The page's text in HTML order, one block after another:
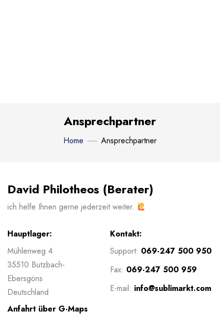
Ansprechpartner
Home Ansprechpartner
David Philotheos (Berater)
ich helfe Ihnen gerne jederzeit weiter.
Hauptlager:
Mühlenweg 4
35510 Butzbach-
Ebersgöns
Deutschland
Anfahrt über G-Maps
Kontakt:
Support: 069-247 500 950
Fax: 069-247 500 959
E-mail: info@sublimarkt.com